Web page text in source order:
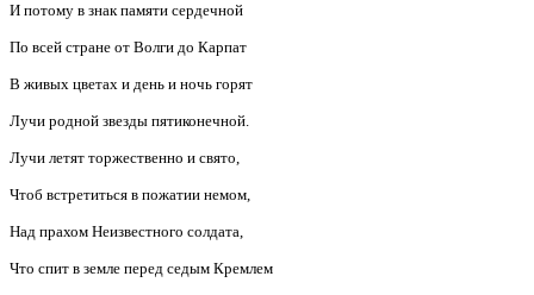
И потому в знак памяти сердечной
По всей стране от Волги до Карпат
В живых цветах и день и ночь горят
Лучи родной звезды пятиконечной.
Лучи летят торжественно и свято,
Чтоб встретиться в пожатии немом,
Над прахом Неизвестного солдата,
Что спит в земле перед седым Кремлем